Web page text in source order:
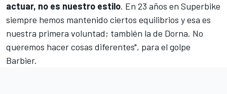
actuar, no es nuestro estilo. En 23 años en Superbike
siempre hemos mantenido ciertos equilibrios y esa es
nuestra primera voluntad; también la de Dorna. No
queremos hacer cosas diferentes", para el golpe
Barbier.